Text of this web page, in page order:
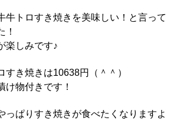
牛トロすき焼きを美味しい！と言って
！
楽しみです♪
すき焼きは10638円（＾＾）
け物付きです！
っぱりすき焼きが食べたくなりますよ